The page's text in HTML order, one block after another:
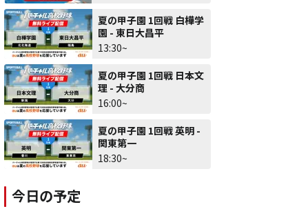
夏の甲子園 1回戦 白樺学
園 - 東日大昌平
13:30~
夏の甲子園 1回戦 日本文
理 - 大分商
16:00~
夏の甲子園 1回戦 英明 -
関東第一
18:30~
今日の予定